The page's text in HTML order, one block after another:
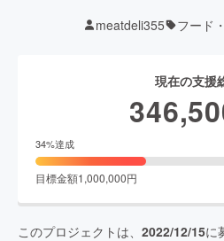
meatdeli355 フード
現在の支援
34%達成
目標金額1,000,000円
このプロジェクトは、 2022/12/15に